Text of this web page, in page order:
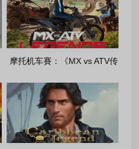
摩托机车賽：《MX vs ATV传
奇》豪华版 [v 5.04+DLC]-
FitGirl 重置版